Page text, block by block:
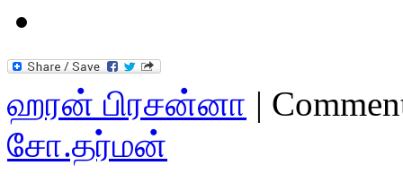
ஹரன் பிரசன்னா |
சோ.தர்மன்